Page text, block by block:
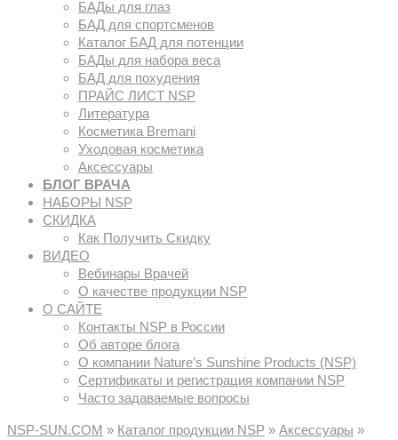
БАДы для глаз
БАД для спортсменов
Каталог БАД для потенции
БАДы для набора веса
БАД для похудения
ПРАЙС ЛИСТ NSP
Литература
Косметика Bremani
Уходовая косметика
Аксессуары
БЛОГ ВРАЧА
НАБОРЫ NSP
СКИДКА
Как Получить Скидку
ВИДЕО
Вебинары Врачей
О качестве продукции NSP
О САЙТЕ
Контакты NSP в России
Об авторе блога
О компании Nature’s Sunshine Products (NSP)
Сертификаты и регистрация компании NSP
Часто задаваемые вопросы
NSP-SUN.COM » Каталог продукции NSP » Аксессуары »